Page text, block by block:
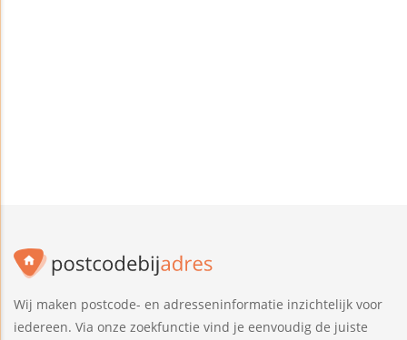
Wij maken postcode- en adresseninformatie inzichtelijk voor
iedereen. Via onze zoekfunctie vind je eenvoudig de juiste